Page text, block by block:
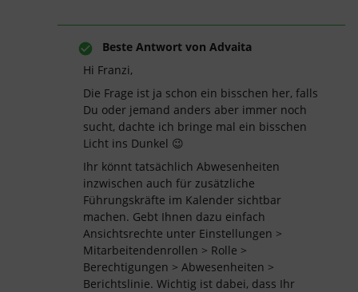
Beste Antwort von Advaita
Hi Franzi,
Die Frage ist ja schon ein bisschen her, falls
Du oder jemand anders aber immer noch
sucht, dachte ich bringe mal ein bisschen
Licht ins Dunkel 😉
Ihr könnt tatsächlich Abwesenheiten
inzwischen auch für zusätzliche
Führungskräfte im Kalender sichtbar
machen. Gebt Ihnen dazu einfach
Ansichtsrechte unter Einstellungen >
Mitarbeitendenrollen > Rolle >
Berechtigungen > Abwesenheiten >
Berichtslinie. Wichtig ist dabei, dass Ihr